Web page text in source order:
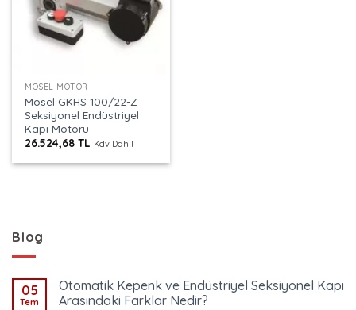
MOSEL MOTOR
Mosel GKHS 100/22-Z
Seksiyonel Endüstriyel
Kapı Motoru
26.524,68TL Kdv Dahil
Blog
05
Tem
Otomatik Kepenk ve Endüstriyel Seksiyonel Kapı
Arasındaki Farklar Nedir?